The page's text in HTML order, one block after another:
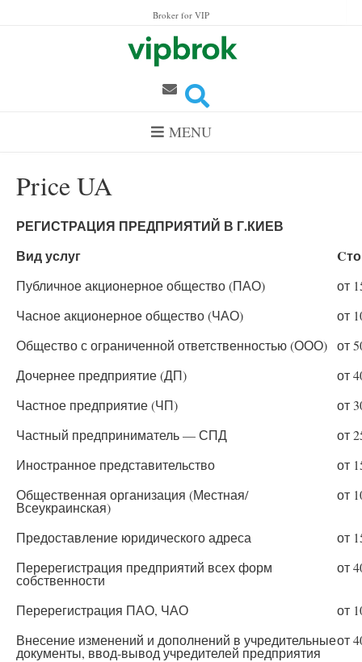
Broker for VIP
MENU
Price UA
РЕГИСТРАЦИЯ ПРЕДПРИЯТИЙ В Г.КИЕВ
Вид услуг
Публичное акционерное общество (ПАО)
от
Часное акционерное общество (ЧАО)
от
Общество с ограниченной ответственностью (ООО) от
Дочернее предприятие (ДП)
от
Частное предприятие (ЧП)
от
Частный предприниматель — СПД
от
Иностранное представительство
от
Общественная организация (Местная/
Всеукраинская)
от
Предоставление юридического адреса
от
Перерегистрация предприятий всех форм
собственности
от
Перерегистрация ПАО, ЧАО
от
Внесение изменений и дополнений в учредительные
документы, ввод-вывод учредителей предприятия
от